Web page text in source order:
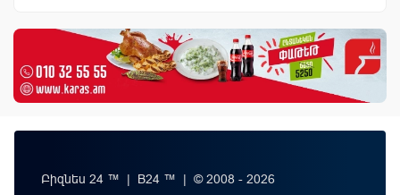
Բիզնես 24 ™ | B24 ™ | © 2008 - 2026